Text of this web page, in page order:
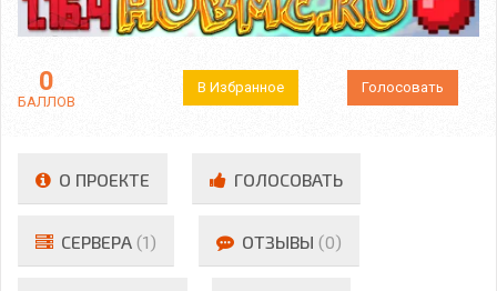
0
БАЛЛОВ
В Избранное Голосовать
О ПРОЕКТЕ ГОЛОСОВАТЬ
СЕРВЕРА (1) ОТЗЫВЫ (0)